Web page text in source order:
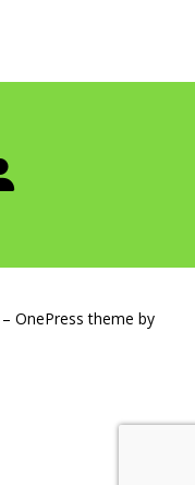
– OnePress theme by